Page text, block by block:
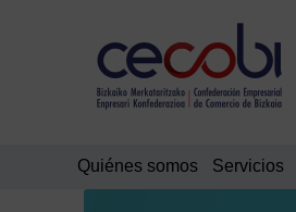
Quiénes somos Servicios